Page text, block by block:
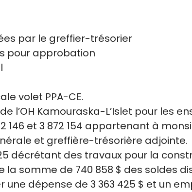
par le greffier-trésorier
pour approbation
volet PPA-CE.
l’OH Kamouraska-L’Islet pour les
et 3 872 154 appartenant à
et greffière-trésorière adjointe.
décrétant des travaux pour la
somme de 740 858 $ des soldes
une dépense de 3 363 425 $ et un